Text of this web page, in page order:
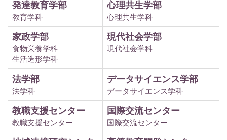
発達教育学部
教育学科
心理共生学部
心理共生学科
家政学部
食物栄養学科
生活造形学科
現代社会学部
現代社会学科
法学部
法学科
データサイエンス学部
データサイエンス学科
教職支援センター
教職支援センター
国際交流センター
国際交流センター